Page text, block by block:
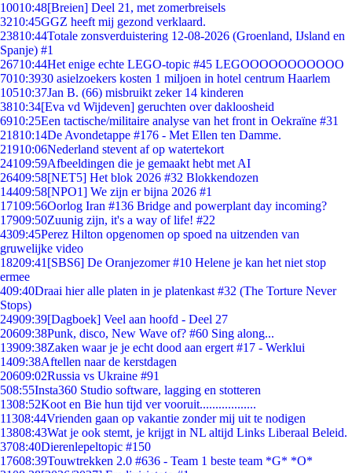
10010:48[Breien] Deel 21, met zomerbreisels
3210:45GGZ heeft mij gezond verklaard.
23810:44Totale zonsverduistering 12-08-2026 (Groenland, IJsland en
Spanje) #1
26710:44Het enige echte LEGO-topic #45 LEGOOOOOOOOOOO
7010:3930 asielzoekers kosten 1 miljoen in hotel centrum Haarlem
10510:37Jan B. (66) misbruikt zeker 14 kinderen
3810:34[Eva vd Wijdeven] geruchten over dakloosheid
6910:25Een tactische/militaire analyse van het front in Oekraïne #31
21810:14De Avondetappe #176 - Met Ellen ten Damme.
21910:06Nederland stevent af op watertekort
24109:59Afbeeldingen die je gemaakt hebt met AI
26409:58[NET5] Het blok 2026 #32 Blokkendozen
14409:58[NPO1] We zijn er bijna 2026 #1
17109:56Oorlog Iran #136 Bridge and powerplant day incoming?
17909:50Zuunig zijn, it's a way of life! #22
4309:45Perez Hilton opgenomen op spoed na uitzenden van
gruwelijke video
18209:41 [SBS6] De Oranjezomer #10 Helene je kan het niet stop
ermee
409:40Draai hier alle platen in je platenkast #32 (The Torture Never
Stops)
24909:39[Dagboek] Veel aan hoofd - Deel 27
20609:38Punk, disco, New Wave of? #60 Sing along...
13909:38Zaken waar je je echt dood aan ergert #17 - Werklui
1409:38Aftellen naar de kerstdagen
20609:02Russia vs Ukraine #91
508:55Insta360 Studio software, lagging en stotteren
1308:52Koot en Bie hun tijd ver vooruit..................
11308:44Vrienden gaan op vakantie zonder mij uit te nodigen
13808:43Wat je ook stemt, je krijgt in NL altijd Links Liberaal Beleid.
3708:40Dierenlepeltopic #150
17608:39Touwtrekken 2.0 #636 - Team 1 beste team *G* *O*